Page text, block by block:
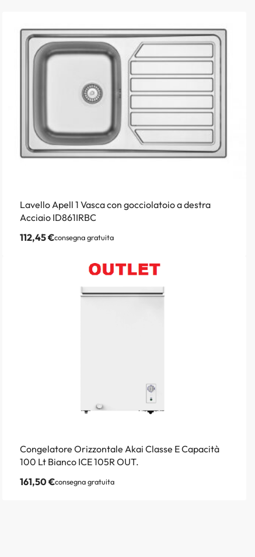
Lavello Apell 1 Vasca con gocciolatoio a destra
Acciaio ID861IRBC
112,45€consegna gratuita
Congelatore Orizzontale Akai Classe E Capacità
100 Lt Bianco ICE 105R OUT.
161,50€consegna gratuita